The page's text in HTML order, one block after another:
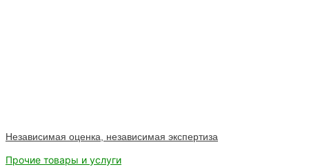
Независимая оценка, независимая экспертиза
Прочие товары и услуги